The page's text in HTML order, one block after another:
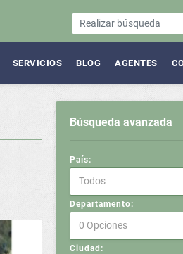
SERVICIOS BLOG AGENTES
Búsqueda avanzada
País:
Todos
Departamento:
0 Opciones
Ciudad: